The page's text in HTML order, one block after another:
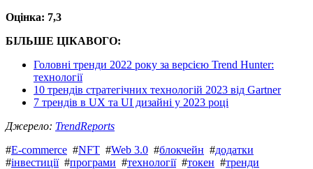
Оцінка: 7,3
БІЛЬШЕ ЦІКАВОГО:
Головні тренди 2022 року за версією Trend Hunter:
технології
10 трендів стратегічних технологій 2023 від Gartner
7 трендів в UX та UI дизайні у 2023 році
Джерело: TrendReports
#E-commerce #NFT #Web 3.0 #блокчейн #додатки
#інвестиції#програми #технології#токен #тренди